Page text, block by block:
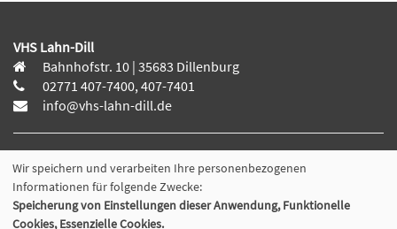
VHS Lahn-Dill
Bahnhofstr. 10 | 35683 Dillenburg
02771 407-7400, 407-7401
info@vhs-lahn-dill.de
Lahn-Dill-Kreis
VHS Siegen-Wittgenstein
Wir speichern und verarbeiten Ihre personenbezogenen
Informationen für folgende Zwecke:
Speicherung von Einstellungen dieser Anwendung, Funktionelle
Cookies, Essenzielle Cookies.